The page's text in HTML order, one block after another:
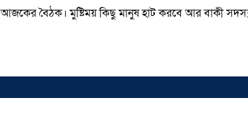
বৈঠক। মুষ্টিময় কিছু মানুষ হাট করবে আর বাকী